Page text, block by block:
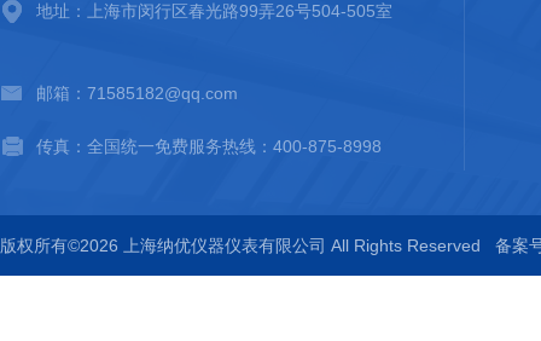
地址：上海市闵行区春光路99弄26号504-505室
邮箱：71585182@qq.com
传真：全国统一免费服务热线：400-875-8998
版权所有©2026 上海纳优仪器仪表有限公司 All Rights Reserved 备案